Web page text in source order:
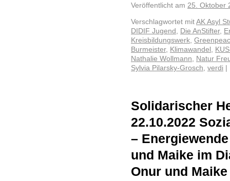
Veröffentlicht am 25. Oktober
Verschlagwortet mit AK Asyl
DIDIF Jugend , Die AnStifter,
Kreisbildungswerk,
Burmeister, Klimawandel ,
Nathalie Wollmann, Natur
Sylvia Pilarsky-Grosch, verdi
Solidarischer
22.10.2022
–
und Maike im
Onur und Maike